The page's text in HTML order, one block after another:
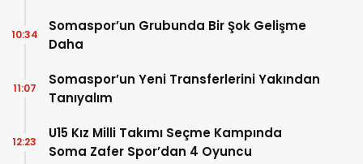
Somaspor’un Grubunda Bir Şok Gelişme
Daha
10:34
Somaspor’un Yeni Transferlerini Yakından
Tanıyalım
11:07
U15 Kız Milli Takımı Seçme Kampında
Soma Zafer Spor’dan 4 Oyuncu
12:23